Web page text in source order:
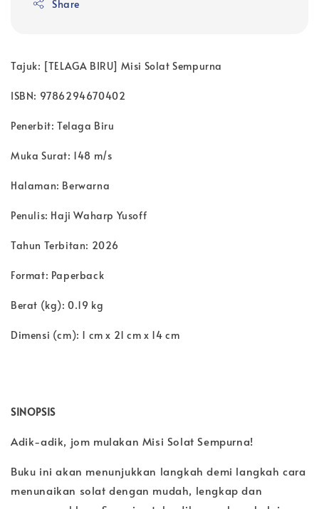
Share
Tajuk: [TELAGA BIRU] Misi Solat Sempurna
ISBN: 9786294670402
Penerbit: Telaga Biru
Muka Surat: 148 m/s
Halaman: Berwarna
Penulis: Haji Waharp Yusoff
Tahun Terbitan: 2026
Format: Paperback
Berat (kg): 0.19 kg
Dimensi (cm): 1 cm x 21 cm x 14 cm
SINOPSIS
Adik-adik, jom mulakan Misi Solat Sempurna!
Buku ini akan menunjukkan langkah demi langkah cara
menunaikan solat dengan mudah, lengkap dan